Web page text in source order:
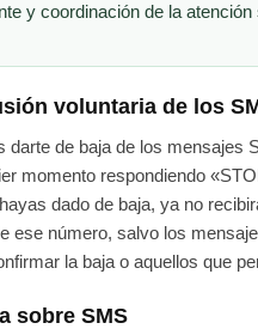
y coordinación de la atención
voluntaria de los
darte de baja de los mensajes
momento respondiendo
dado de baja, ya no
ese número, salvo los
la baja o aquellos que
sobre SMS